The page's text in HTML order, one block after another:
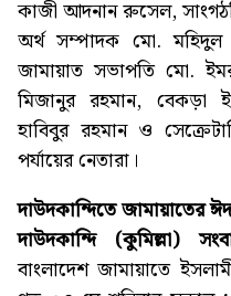
কাজী আদনান রুসেল,
অর্থ সম্পাদক মো.
জামায়াত সভাপতি মো.
মিজানুর রহমান, বেকড়া
হাবিবুর রহমান ও
পর্যায়ের নেতারা।
দাউদকান্দিতে জামায়াতের
দাউদকান্দি (কুমিল্লা)
বাংলাদেশ জামায়াতে